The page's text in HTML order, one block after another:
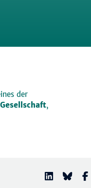
der
,